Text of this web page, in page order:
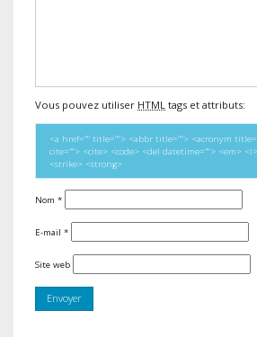
Vous pouvez utiliser HTML tags et attributs:
<a href="" title=""> <abbr title=""> <acronym
cite=""> <cite> <code> <del datetime=""> <em>
<strike> <strong>
Nom *
E-mail *
Site web